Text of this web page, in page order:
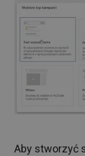
Aby stworzyć